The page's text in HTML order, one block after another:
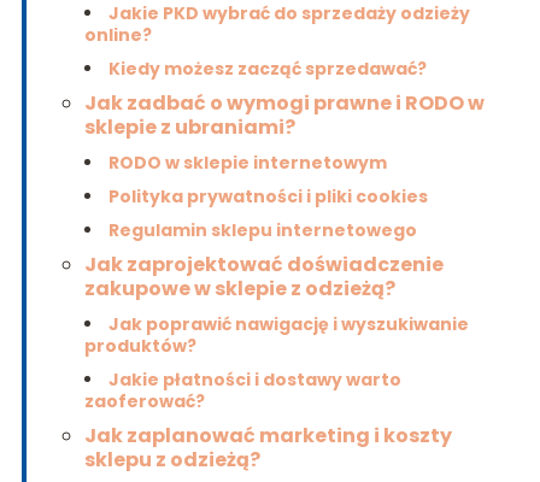
Jakie PKD wybrać do sprzedaży odzieży
online?
Kiedy możesz zacząć sprzedawać?
Jak zadbać o wymogi prawne i RODO w
sklepie z ubraniami?
RODO w sklepie internetowym
Polityka prywatności i pliki cookies
Regulamin sklepu internetowego
Jak zaprojektować doświadczenie
zakupowe w sklepie z odzieżą?
Jak poprawić nawigację i wyszukiwanie
produktów?
Jakie płatności i dostawy warto
zaoferować?
Jak zaplanować marketing i koszty
sklepu z odzieżą?